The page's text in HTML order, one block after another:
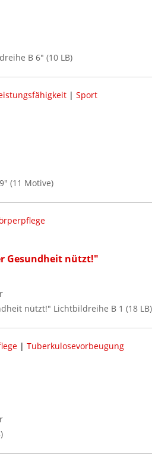
B 6" (10 LB)
| Sport
(11 Motive)
Gesundheit nützt!"
nützt!" Lichtbildreihe B 1 (18 LB)
| Tuberkulosevorbeugung